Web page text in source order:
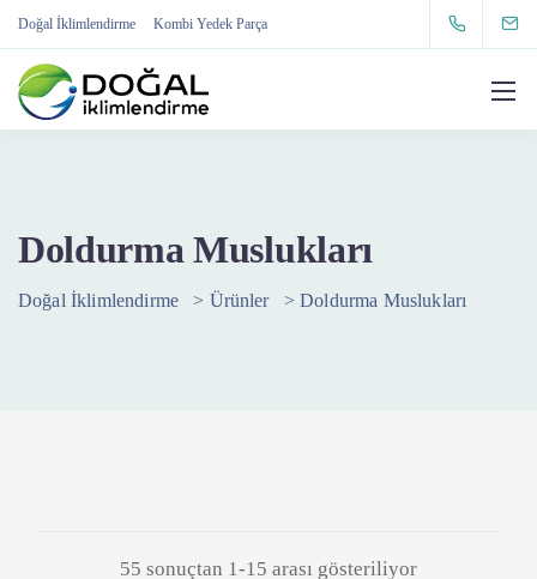
Doğal İklimlendirme Kombi Yedek Parça
Doldurma Muslukları
Doğal İklimlendirme > Ürünler >Doldurma Muslukları
55 sonuçtan 1-15 arası gösteriliyor